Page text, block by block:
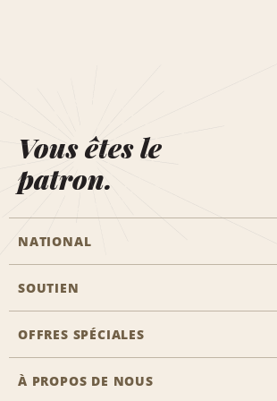
Vous êtes le
patron.
NATIONAL
Aviation générale
Emplacements Emerald Aisle
Agents de voyage
SOUTIEN
Clients ayant un handicap
Nous contacter
OFFRES SPÉCIALES
Toutes les offres
À PROPOS DE NOUS